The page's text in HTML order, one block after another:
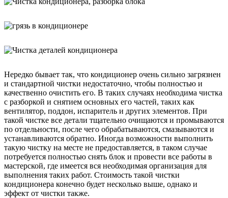
Нередко бывает так, что кондиционер очень сильно загрязнен
и стандартной чистки недостаточно, чтобы полностью и
качественно очистить его. В таких случаях необходима чистка
с разборкой и снятием основных его частей, таких как
вентилятор, поддон, испаритель и других элементов. При
такой чистке все детали тщательно очищаются и промываются
по отдельности, после чего обрабатываются, смазываются и
устанавливаются обратно. Иногда возможности выполнить
такую чистку на месте не предоставляется, в таком случае
потребуется полностью снять блок и провести все работы в
мастерской, где имеется вся необходимая организация для
выполнения таких работ. Стоимость такой чистки
кондиционера конечно будет несколько выше, однако и
эффект от чистки также.